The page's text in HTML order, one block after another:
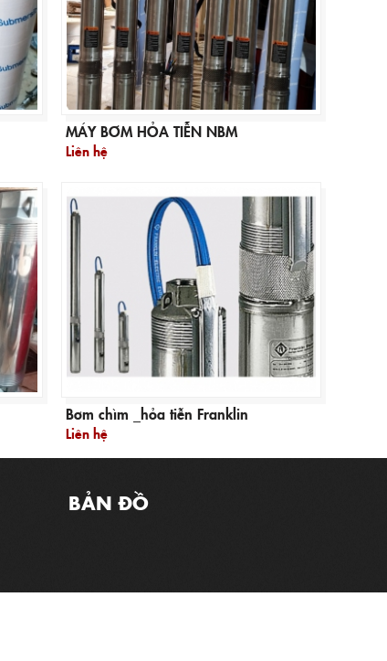
MÁY BƠM HỎA TIỄN NBM
Liên hệ
Bơm chìm _hỏa tiễn Franklin
Liên hệ
BẢN ĐỒ